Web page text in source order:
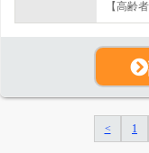
【高齢
< 1